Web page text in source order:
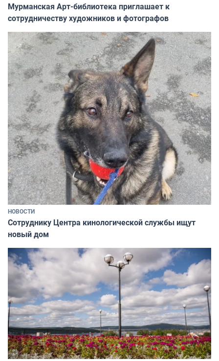
Мурманская Арт-библиотека приглашает к
сотрудничеству художников и фотографов
НОВОСТИ
Сотруднику Центра кинологической службы ищут
новый дом